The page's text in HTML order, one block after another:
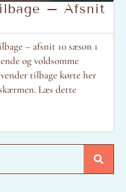
– Afsnit
– afsnit 10 sæson 1
og voldsomme
tilbage kørte her
Læs dette